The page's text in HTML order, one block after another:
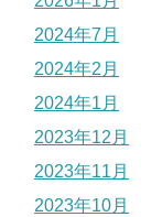
2024年7月
2024年2月
2024年1月
2023年12月
2023年11月
2023年10月